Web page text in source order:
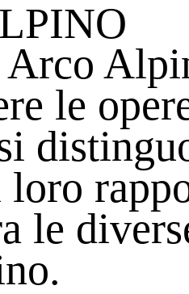
Arco
le
le